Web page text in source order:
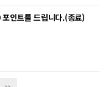
인트를 드립니다.(종료)